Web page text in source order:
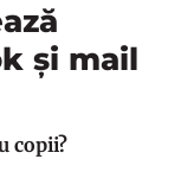
și mail
copii?